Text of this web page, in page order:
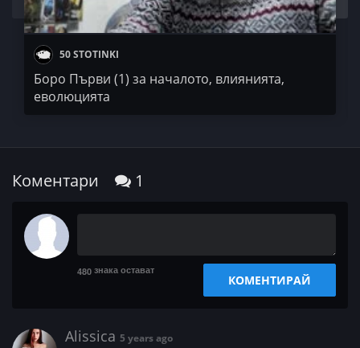
50 STOTINKI
Боро Първи (1) за началото, влиянията,
еволюцията
Коментари 1
480 знака остават
КОМЕНТИРАЙ
Alissica 5 years ago